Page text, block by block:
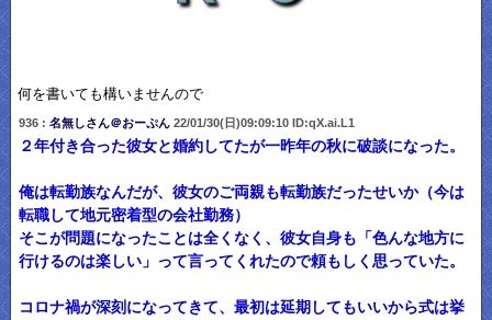
何を書いても構いませんので
936 : 名無しさん＠おーぷん22/01/30(日)09:09:10 ID:qX.ai.L1
２年付き合った彼女と婚約してたが一昨年の秋に破談になった。
俺は転勤族なんだが、彼女のご両親も転勤族だったせいか（今は
転職して地元密着型の会社勤務）
そこが問題になったことは全くなく、彼女自身も「色んな地方に
行けるのは楽しい」って言ってくれたので頼もしく思っていた。
コロナ禍が深刻になってきて、最初は延期してもいいから式は挙